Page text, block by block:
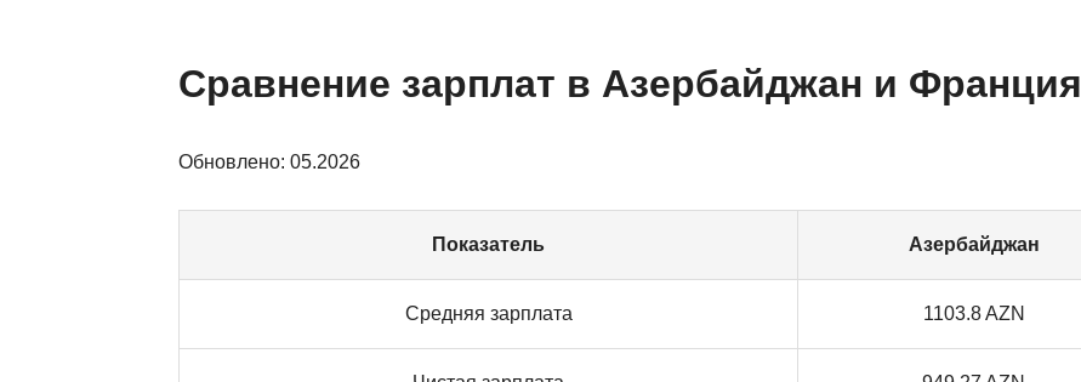
Сравнение зарплат в Азербайджан и Франция
Обновлено: 05.2026
Показатель Азербайджан
Средняя зарплата 1103.8 AZN